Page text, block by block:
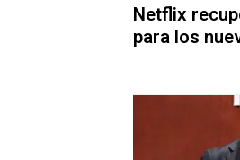
Netflix
para los